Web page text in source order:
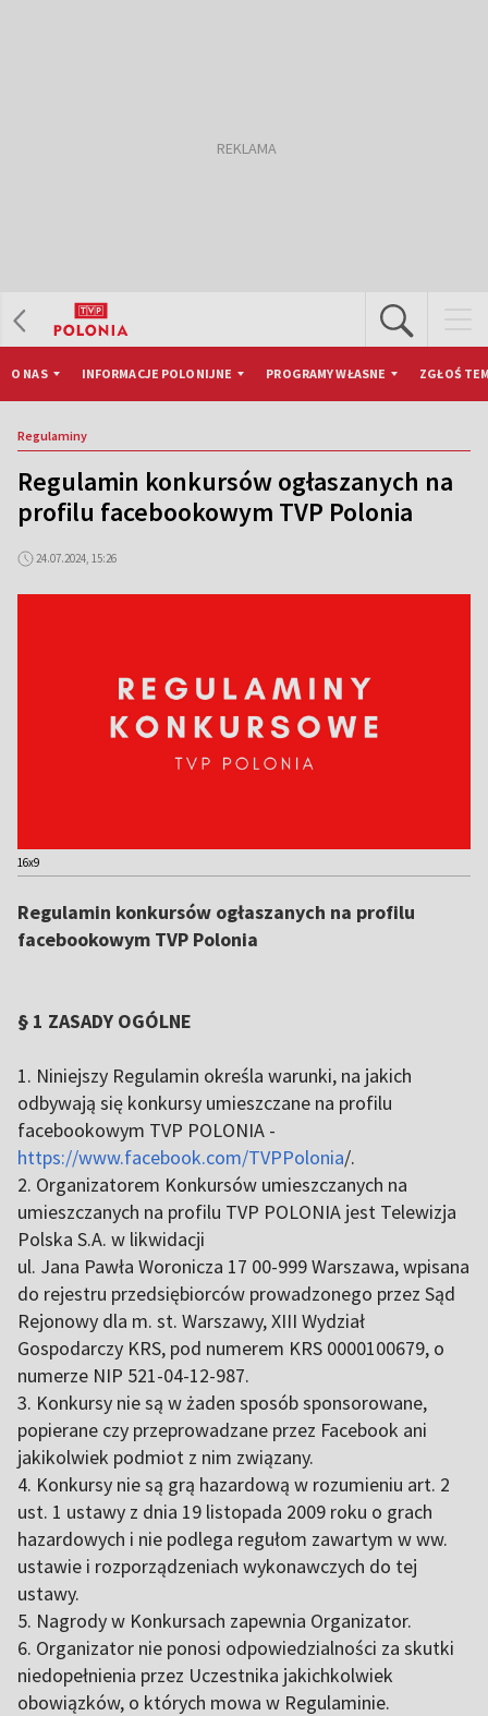
O NAS INFORMACJE POLONIJNE PROGRAMY WŁASNE ZGŁOŚ
Regulaminy
Regulamin konkursów ogłaszanych na
profilu facebookowym TVP Polonia
24.07.2024, 15:26
16x9
Regulamin konkursów ogłaszanych na profilu
facebookowym TVP Polonia
§ 1 ZASADY OGÓLNE
1. Niniejszy Regulamin określa warunki, na jakich
odbywają się konkursy umieszczane na profilu
facebookowym TVP POLONIA -
https://www.facebook.com/TVPPolonia/.
2. Organizatorem Konkursów umieszczanych na
umieszczanych na profilu TVP POLONIA jest Telewizja
Polska S.A. w likwidacji
ul. Jana Pawła Woronicza 17 00-999 Warszawa, wpisana
do rejestru przedsiębiorców prowadzonego przez Sąd
Rejonowy dla m. st. Warszawy, XIII Wydział
Gospodarczy KRS, pod numerem KRS 0000100679, o
numerze NIP 521-04-12-987.
3. Konkursy nie są w żaden sposób sponsorowane,
popierane czy przeprowadzane przez Facebook ani
jakikolwiek podmiot z nim związany.
4. Konkursy nie są grą hazardową w rozumieniu art. 2
ust. 1 ustawy z dnia 19 listopada 2009 roku o grach
hazardowych i nie podlega regułom zawartym w ww.
ustawie i rozporządzeniach wykonawczych do tej
ustawy.
5. Nagrody w Konkursach zapewnia Organizator.
6. Organizator nie ponosi odpowiedzialności za skutki
niedopełnienia przez Uczestnika jakichkolwiek
obowiązków, o których mowa w Regulaminie.